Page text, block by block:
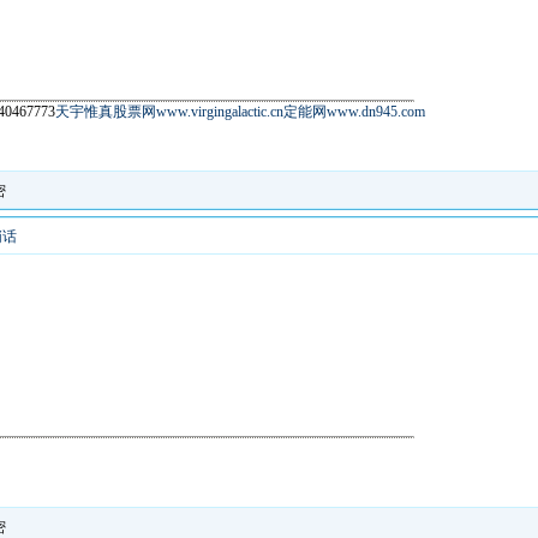
天宇惟真股票网www.virgingalactic.cn定能网www.dn945.com